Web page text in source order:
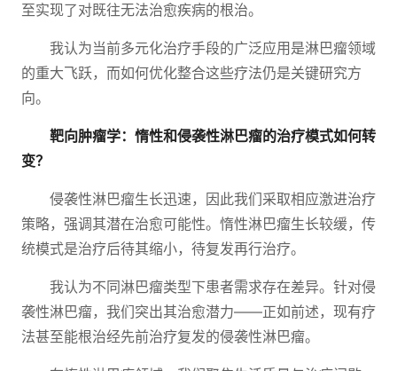
至实现了对既往无法治愈疾病的根治。
我认为当前多元化治疗手段的广泛应用是淋巴瘤领域
的重大飞跃，而如何优化整合这些疗法仍是关键研究方
向。
靶向肿瘤学：惰性和侵袭性淋巴瘤的治疗模式如何转
变？
侵袭性淋巴瘤生长迅速，因此我们采取相应激进治疗
策略，强调其潜在治愈可能性。惰性淋巴瘤生长较缓，传
统模式是治疗后待其缩小，待复发再行治疗。
我认为不同淋巴瘤类型下患者需求存在差异。针对侵
袭性淋巴瘤，我们突出其治愈潜力——正如前述，现有疗
法甚至能根治经先前治疗复发的侵袭性淋巴瘤。